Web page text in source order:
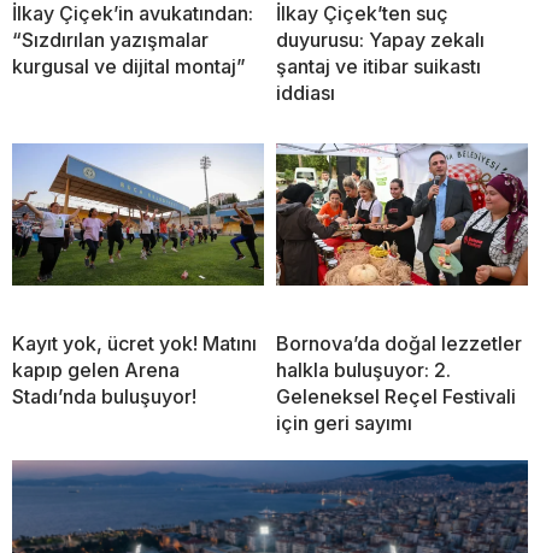
İlkay Çiçek’in avukatından:
“Sızdırılan yazışmalar
kurgusal ve dijital montaj”
İlkay Çiçek’ten suç
duyurusu: Yapay zekalı
şantaj ve itibar suikastı
iddiası
Kayıt yok, ücret yok! Matını
kapıp gelen Arena
Stadı’nda buluşuyor!
Bornova’da doğal lezzetler
halkla buluşuyor: 2.
Geleneksel Reçel Festivali
için geri sayımı